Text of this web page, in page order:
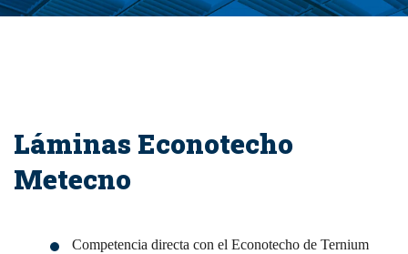
Láminas Econotecho
Metecno
Competencia directa con el Econotecho de Ternium